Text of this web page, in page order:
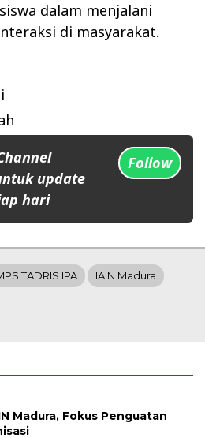
dalam menjalani
di masyarakat.
update
hari
Follow
TADRIS IPA IAIN Madura
Madura, Fokus Penguatan